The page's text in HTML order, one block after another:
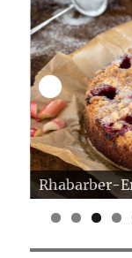
Rhabarber-